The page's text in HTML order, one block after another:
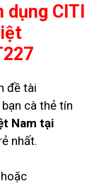
dụng CITI
đề tài
cà thẻ tín
Nam tại
nhất.
hoặc